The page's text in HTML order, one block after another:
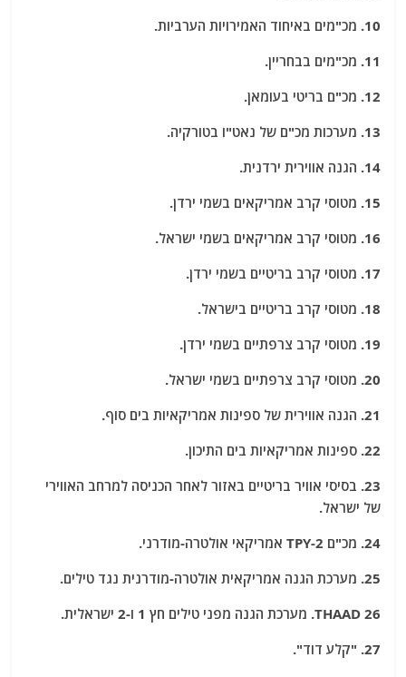
10. מכ"מים באיחוד האמירויות הערביות.
11. מכ"מים בבחריין.
12. מכ"ם בריטי בעומאן.
13. מערכות מכ"ם של נאט"ו בטורקיה.
14. הגנה אווירית ירדנית.
15. מטוסי קרב אמריקאים בשמי ירדן.
16. מטוסי קרב אמריקאים בשמי ישראל.
17. מטוסי קרב בריטיים בשמי ירדן.
18. מטוסי קרב בריטיים בישראל.
19. מטוסי קרב צרפתיים בשמי ירדן.
20. מטוסי קרב צרפתיים בשמי ישראל.
21. הגנה אווירית של ספינות אמריקאיות בים סוף.
22. ספינות אמריקאיות בים התיכון.
23. בסיסי אוויר בריטיים באזור
לאחר הכניסה למרחב האווירי
של ישראל.
24. מכ"ם TPY-2 אמריקאי אולטרה-מודרני.
25. מערכת הגנה אמריקאית אולטרה-מודרנית נגד טילים.
THAAD 26. מערכת הגנה מפני טילים חץ 1 ו-2 ישראלית.
27. "קלע דוד".